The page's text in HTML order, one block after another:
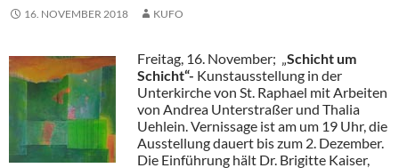
16. NOVEMBER 2018 KUFO
Freitag, 16. November; „Schicht um
Schicht“- Kunstausstellung in der
Unterkirche von St. Raphael mit Arbeiten
von Andrea Unterstraßer und Thalia
Uehlein. Vernissage ist am um 19 Uhr, die
Ausstellung dauert bis zum 2. Dezember.
Die Einführung hält Dr. Brigitte Kaiser,